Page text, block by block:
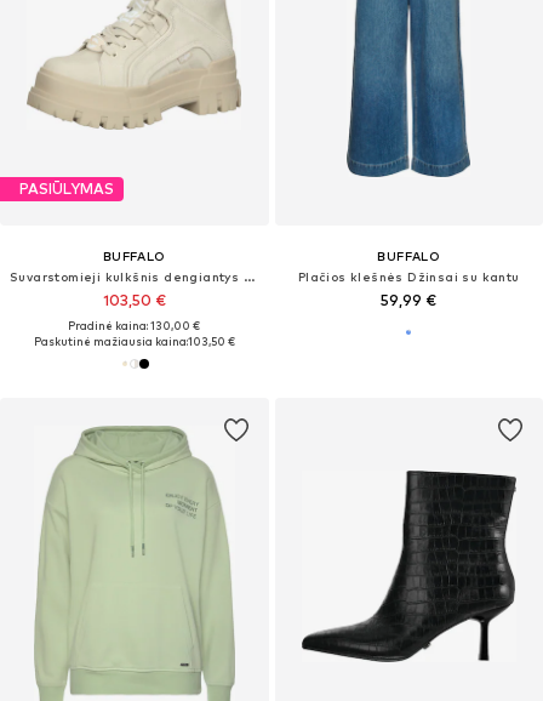
PASIŪLYMAS
BUFFALO
Suvarstomieji kulkšnis dengiantys batai 'Aspha'
103,50 €
Pradinė kaina: 130,00 €
Paskutinė mažiausia kaina:103,50 €
BUFFALO
Plačios klešnės Džinsai su kantu
59,99 €